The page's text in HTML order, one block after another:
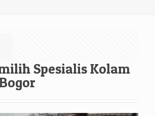
Spesialis Kolam